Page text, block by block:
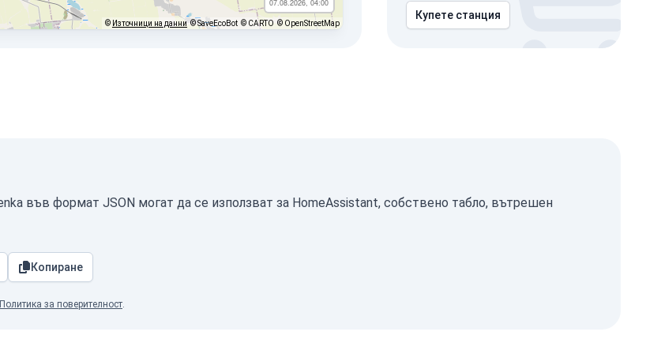
07.08.2026, 04:00
© Източници на данни © SaveEcoBot © CARTO © OpenStreetMap
Купете станция
във формат JSON могат да се използват за HomeAssistant, собствено табло, вътрешен
Копиране
Политика за поверителност.